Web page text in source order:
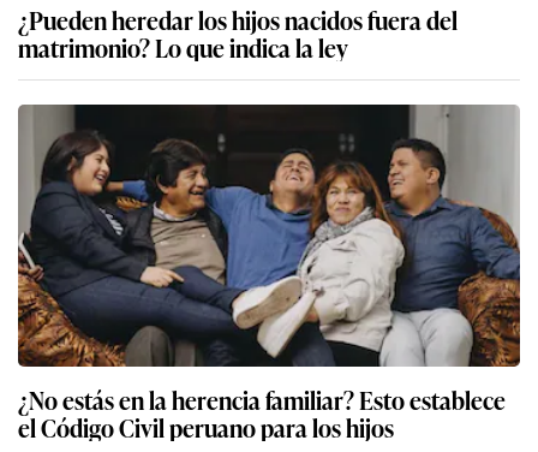
¿Pueden heredar los hijos nacidos fuera del
matrimonio? Lo que indica la ley
¿No estás en la herencia familiar? Esto establece
el Código Civil peruano para los hijos